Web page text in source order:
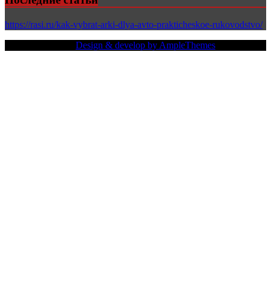
https://rasi.ru/kak-vybrat-arki-dlya-avto-prakticheskoe-rukovodstvo/
Design & develop by AmpleThemes